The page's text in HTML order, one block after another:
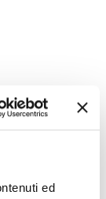
ed
l’infermiere
il teatro in